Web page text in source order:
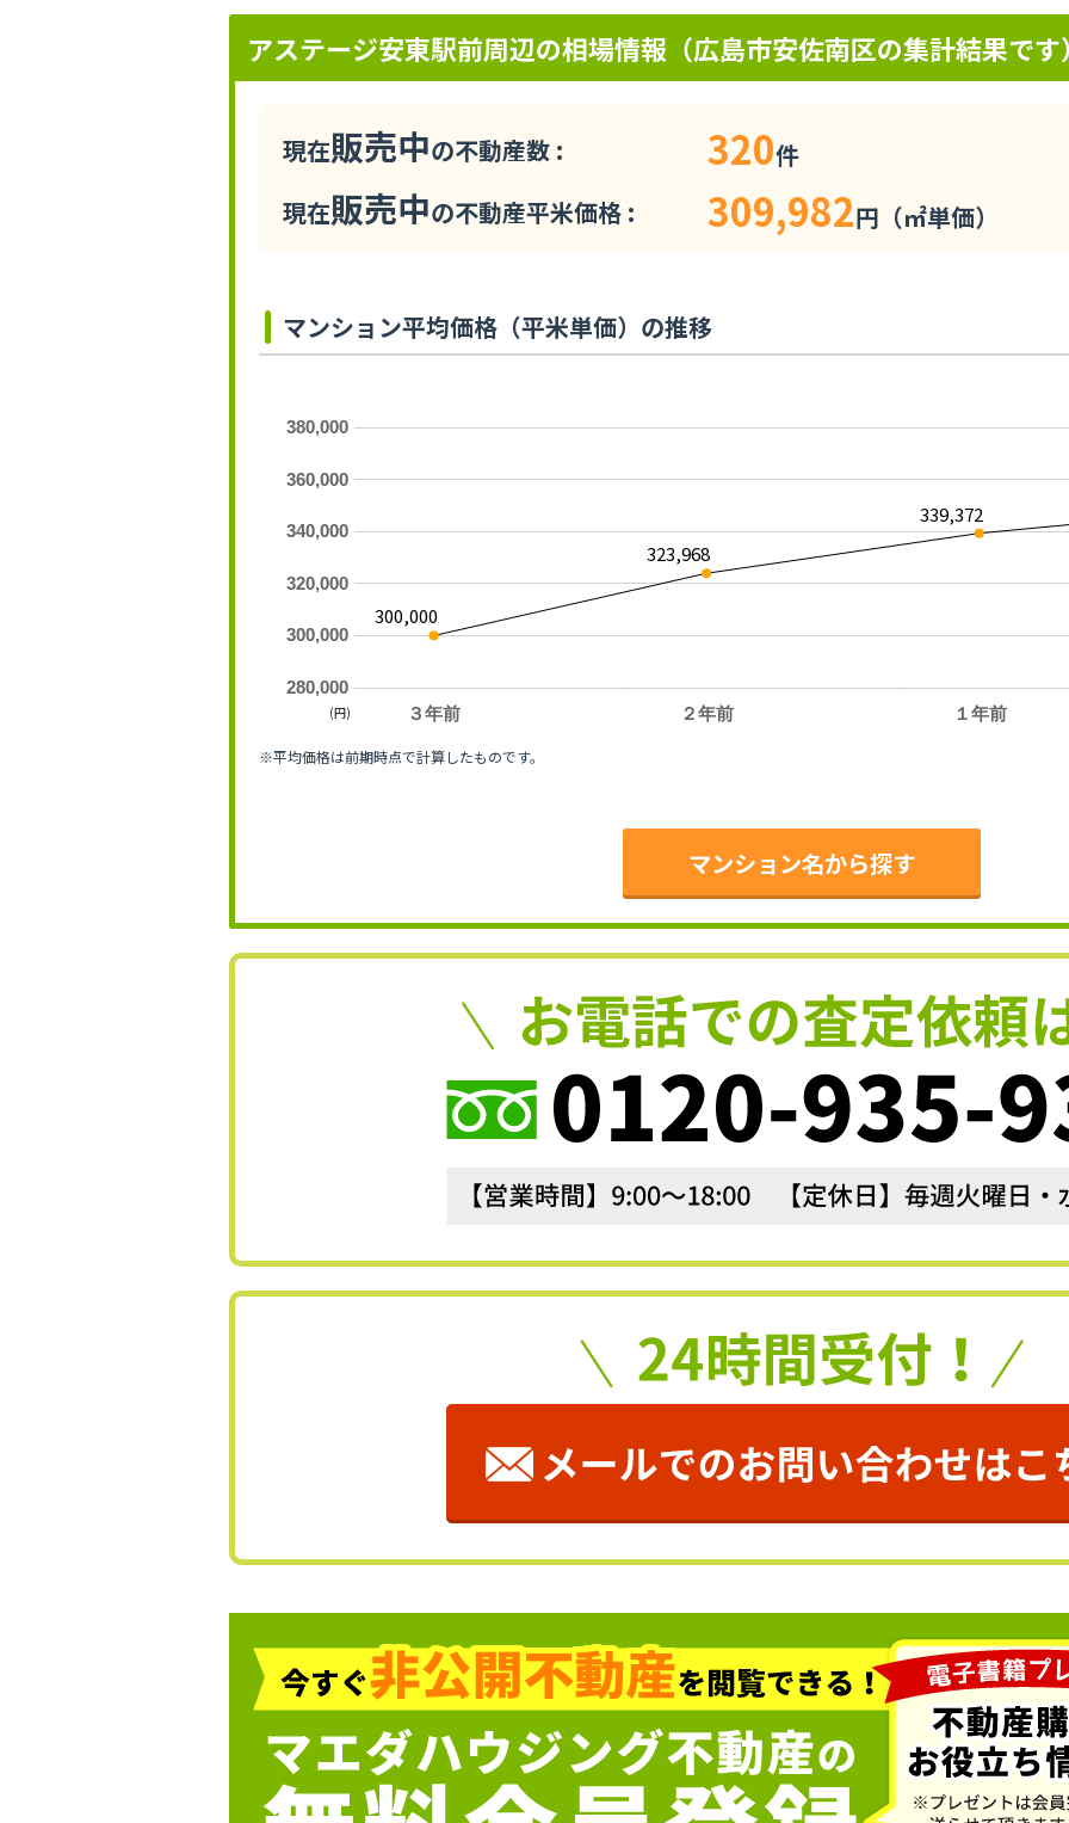
アステージ安東駅前周辺の相場情報（広島市安佐南区の集計結果です
現在販売中の不動産数 : 320件
現在販売中の不動産平米価格 : 309,982円（㎡単価）
マンション平均価格（平米単価）の推移
３年前 ２年前 １年前
280,000
300,000
320,000
340,000
360,000
380,000
300,000
323,968
339,372
(円)
※平均価格は前期時点で計算したものです。
マンション名から探す